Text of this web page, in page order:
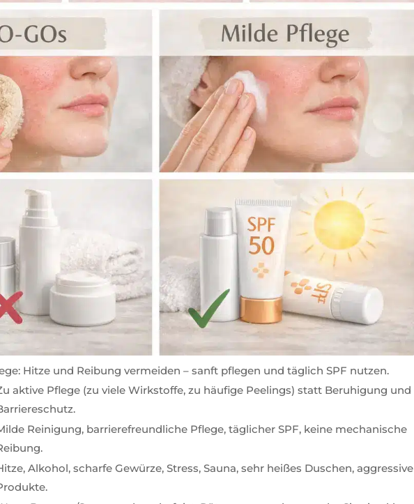
Hitze und Reibung vermeiden – sanft pflegen und täglich SPF nutzen.
aktive Pflege (zu viele Wirkstoffe, zu häufige Peelings) statt Beruhigung und
Reinigung, barrierefreundliche Pflege, täglicher SPF, keine mechanische
Alkohol, scharfe Gewürze, Stress, Sauna, sehr heißes Duschen, aggressive